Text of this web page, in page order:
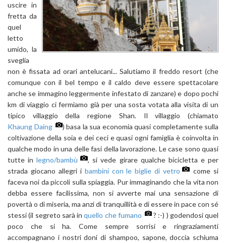
uscire in
fretta da
quel
letto
umido, la
sveglia
non è fissata ad orari antelucani... Salutiamo il freddo resort (che
comunque con il bel tempo e il caldo deve essere spettacolare
anche se immagino leggermente infestato di zanzare) e dopo pochi
km di viaggio ci fermiamo già per una sosta votata alla visita di un
tipico villaggio della regione Shan. Il villaggio (chiamato
Khaung Daing
) basa la sua economia quasi completamente sulla
coltivazione della soia e dei ceci e quasi ogni famiglia è coinvolta in
qualche modo in una delle fasi della lavorazione. Le case sono quasi
tutte inlegno/bambù
, si vede girare qualche bicicletta e per
strada giocano allegri i bambini con le biglie di vetro
come si
faceva noi da piccoli sulla spiaggia. Pur immaginando che la vita non
debba essere facilissima, non si avverte mai una sensazione di
povertà o di miseria, ma anzi di tranquillità e di essere in pace con sé
stessi (il segreto sarà inquello che fumano
? :-) ) godendosi quel
poco che si ha. Come sempre sorrisi e ringraziamenti
accompagnano i nostri doni di shampoo, sapone, doccia schiuma